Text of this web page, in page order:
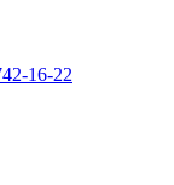
16-22